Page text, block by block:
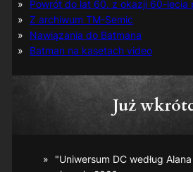
Powrót do lat 60. z okazji 60-lecia
Z archiwum TM-Semic
Nawiązania do Batmana
Batman na kasetach video
Już
"Uniwersum DC według